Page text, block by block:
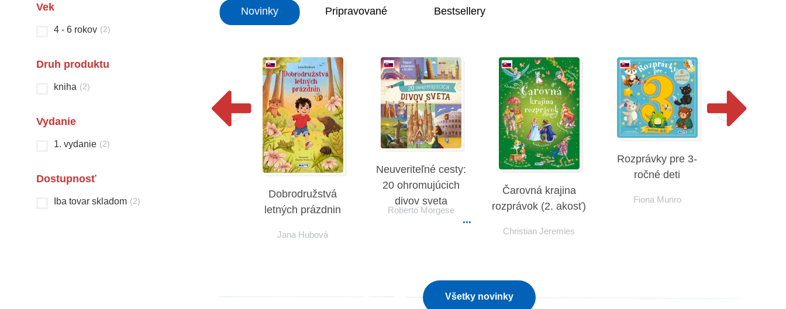
Vek
4 - 6 rokov (2)
Druh produktu
kniha (2)
Vydanie
1. vydanie (2)
Dostupnosť
Iba tovar skladom (2)
Novinky Pripravované Bestsellery
malého školáka
Dobrodružstvá
letných prázdnin
Jana Hubová
Neuveriteľné cesty:
20 ohromujúcich
divov sveta
Roberto Morgese
Čarovná krajina
rozprávok (2. akosť)
Christian Jeremies
Rozprávky pre 3-
ročné deti
Fiona Munro
Všetky novinky